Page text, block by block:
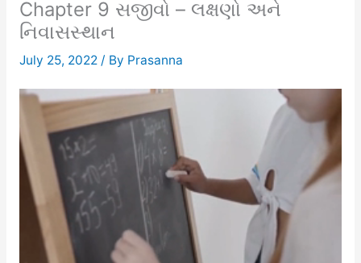
Chapter 9 સજીવો – લક્ષણો અને
નિવાસસ્થાન
July 25, 2022 / By Prasanna